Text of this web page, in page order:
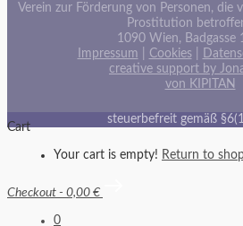
Verein zur Förderung von Personen, die
Prostitution
1090 Wien,
Impressum
Cookies|
creative support by
von KIPITAN
steuerbefreit gemäß
Cart
Your cart is empty! Return to
Checkout - 0,00 €
0